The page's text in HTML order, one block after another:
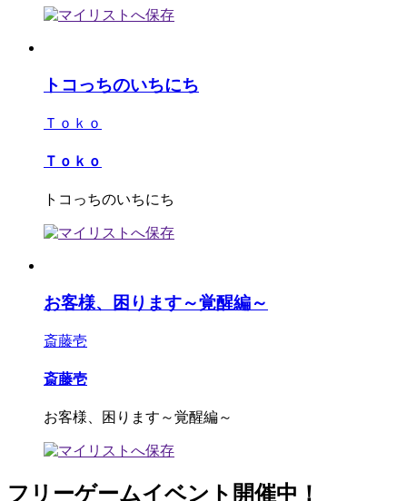
トコっちのいちにち
Ｔｏｋｏ
Ｔｏｋｏ
トコっちのいちにち
お客様、困ります～覚醒編～
斎藤壱
斎藤壱
お客様、困ります～覚醒編～
フリーゲームイベント開催中！